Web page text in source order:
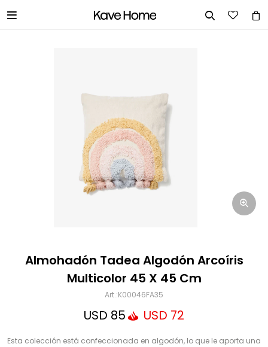
 
Almohadón Tadea Algodón Arcoíris
Multicolor 45 X 45 Cm
K00046FA35
USD 85 USD 72
Esta colección está confeccionada en algodón, lo que le aporta una
Correo electrónico